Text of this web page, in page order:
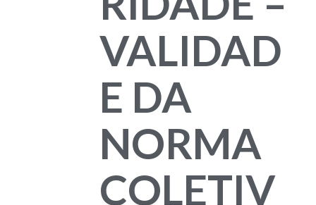
VALIDAD
E DA
NORMA
COLETIV